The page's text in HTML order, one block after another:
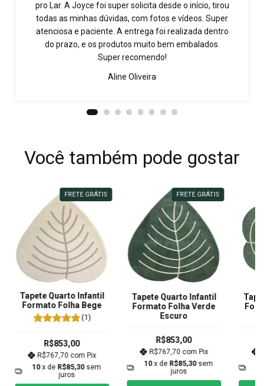
pro Lar. A Joyce foi super solicita desde o início, tirou
todas as minhas dúvidas, com fotos e vídeos. Super
atenciosa e paciente. A entrega foi realizada dentro
do prazo, e os produtos muito bem embalados.
Super recomendo!
Aline Oliveira
Você também pode gostar
FRETE GRÁTIS
Tapete Quarto Infantil
Formato Folha Bege
(1)
R$853,00
R$767,70 com Pix
10 x de R$85,30 sem
juros
FRETE GRÁTIS
Tapete Quarto Infantil
Formato Folha Verde
Escuro
R$853,00
R$767,70 com Pix
10 x de R$85,30 sem
juros